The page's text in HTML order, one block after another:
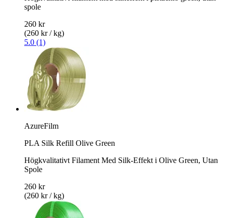
spole
260 kr
(260 kr / kg)
5.0 (1)
AzureFilm
PLA Silk Refill Olive Green
Högkvalitativt Filament Med Silk-Effekt i Olive Green, Utan
Spole
260 kr
(260 kr / kg)